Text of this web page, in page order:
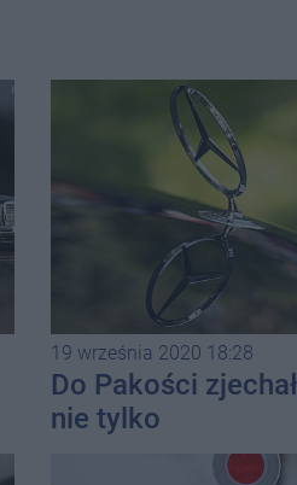
19 września 2020 18:28
Do Pakości
nie tylko